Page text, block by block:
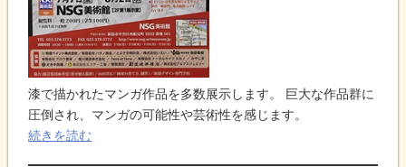
漆で描かれたマンガ作品を多数展示します。 巨大な作品群に
圧倒され、マンガの可能性や芸術性を感じます。
続きを読む